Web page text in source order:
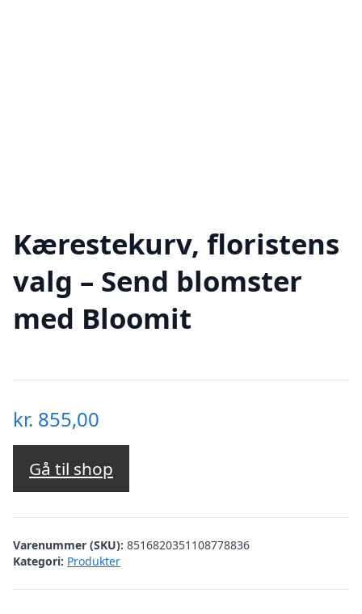
Kærestekurv, floristens
valg – Send blomster
med Bloomit
kr. 855,00
Gå til shop
Varenummer (SKU): 8516820351108778836
Kategori: Produkter